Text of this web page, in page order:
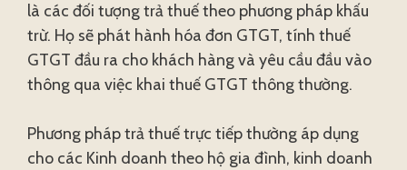
là các đối tượng trả thuế theo phương pháp khấu
trừ. Họ sẽ phát hành hóa đơn GTGT, tính thuế
GTGT đầu ra cho khách hàng và yêu cầu đầu vào
thông qua việc khai thuế GTGT thông thường.
Phương pháp trả thuế trực tiếp thường áp dụng
cho các Kinh doanh theo hộ gia đình, kinh doanh